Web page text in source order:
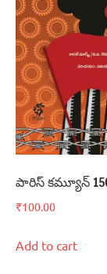
పారిస్‌ కమ్యూన్‌
₹100.00
Add to cart